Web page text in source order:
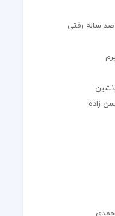
صد ساله رفتی
زاده